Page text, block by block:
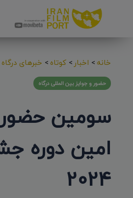
خانه> اخبار > کوتاه> خبرهای
حضور و جوایز بین المللی درگاه
2024